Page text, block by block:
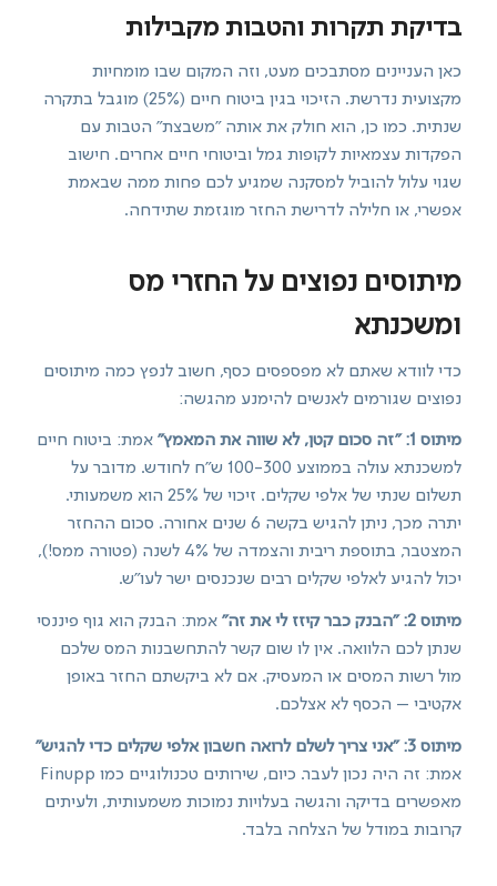
בדיקת תקרות והטבות מקבילות
כאן העניינים מסתבכים מעט, וזה המקום שבו מומחיות
מקצועית נדרשת. הזיכוי בגין ביטוח חיים (25%) מוגבל בתקרה
שנתית. כמו כן, הוא חולק את אותה "משבצת" הטבות עם
הפקדות עצמאיות לקופות גמל וביטוחי חיים אחרים. חישוב
שגוי עלול להוביל למסקנה שמגיע לכם פחות ממה שבאמת
אפשרי, או חלילה לדרישת החזר מוגזמת שתידחה.
מיתוסים נפוצים על החזרי מס
ומשכנתא
כדי לוודא שאתם לא מפספסים כסף, חשוב לנפץ כמה מיתוסים
נפוצים שגורמים לאנשים להימנע מהגשה:
מיתוס 1: "זה סכום קטן, לא שווה את המאמץ"
אמת: ביטוח חיים
למשכנתא עולה בממוצע 100-300 ש"ח לחודש. מדובר על
תשלום שנתי של אלפי שקלים. זיכוי של 25% הוא משמעותי.
יתרה מכך, ניתן להגיש בקשה 6 שנים אחורה. סכום ההחזר
המצטבר, בתוספת ריבית והצמדה של 4% לשנה (פטורה ממס!),
יכול להגיע לאלפי שקלים רבים שנכנסים ישר לעו"ש.
מיתוס 2: "הבנק כבר קיזז לי את זה"
אמת: הבנק הוא גוף פיננסי
שנתן לכם הלוואה. אין לו שום קשר להתחשבנות המס שלכם
מול רשות המסים או המעסיק. אם לא ביקשתם החזר באופן
אקטיבי – הכסף לא אצלכם.
מיתוס 3: "אני צריך לשלם לרואה חשבון אלפי שקלים כדי להגיש"
אמת: זה היה נכון לעבר. כיום, שירותים טכנולוגיים כמו Finupp
מאפשרים בדיקה והגשה בעלויות נמוכות משמעותית, ולעיתים
קרובות במודל של הצלחה בלבד.